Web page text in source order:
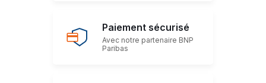
Paiement sécurisé
Avec notre partenaire BNP
Paribas